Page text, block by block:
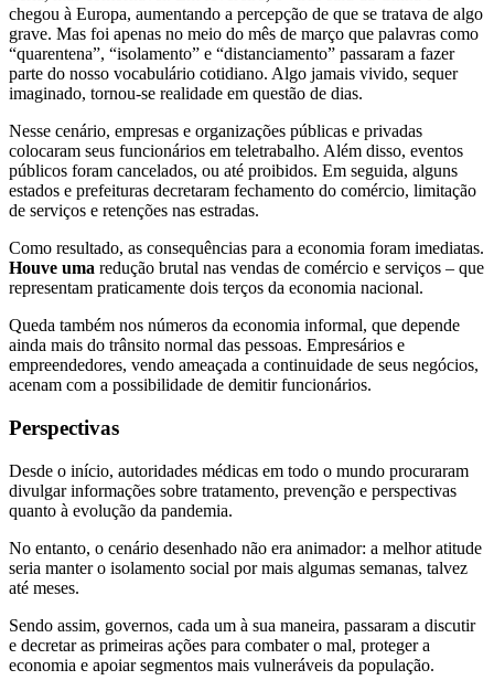
chegou à Europa, aumentando a percepção de que se tratava de algo
grave. Mas foi apenas no meio do mês de março que palavras como
“quarentena”, “isolamento” e “distanciamento” passaram a fazer
parte do nosso vocabulário cotidiano. Algo jamais vivido, sequer
imaginado, tornou-se realidade em questão de dias.
Nesse cenário, empresas e organizações públicas e privadas
colocaram seus funcionários em teletrabalho. Além disso, eventos
públicos foram cancelados, ou até proibidos. Em seguida, alguns
estados e prefeituras decretaram fechamento do comércio, limitação
de serviços e retenções nas estradas.
Como resultado, as consequências para a economia foram imediatas.
Houve uma redução brutal nas vendas de comércio e serviços – que
representam praticamente dois terços da economia nacional.
Queda também nos números da economia informal, que depende
ainda mais do trânsito normal das pessoas. Empresários e
empreendedores, vendo ameaçada a continuidade de seus negócios,
acenam com a possibilidade de demitir funcionários.
Perspectivas
Desde o início, autoridades médicas em todo o mundo procuraram
divulgar informações sobre tratamento, prevenção e perspectivas
quanto à evolução da pandemia.
No entanto, o cenário desenhado não era animador: a melhor atitude
seria manter o isolamento social por mais algumas semanas, talvez
até meses.
Sendo assim, governos, cada um à sua maneira, passaram a discutir
e decretar as primeiras ações para combater o mal, proteger a
economia e apoiar segmentos mais vulneráveis da população.